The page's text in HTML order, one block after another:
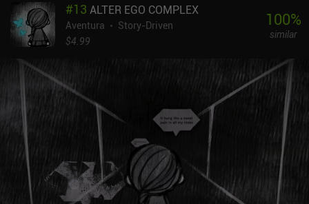
es sencilla y no nos plantea demasiados dilemas desafiantes, el
aspecto visual y la fantástica historia contribuyen en gran medida
a crear una experiencia agradable. Incluye música atmosférica,
descripciones de objetos, y un entorno deprimente basado en el
abandono y la pérdida, pero iluminado por un rayo de esperanza.
Nuestros personajes también comienzan su relación con
constantes disputas antes de encariñarse poco a poco, formando
un fuerte vínculo que resulta gratamente satisfactorio de
presenciar.OPUS: Rocket of Whispers nos permite jugar gratis al
primer capítulo, con un único iAP de 1,99 $ que desbloquea el
juego completo. Los iAP adicionales proporcionan objetos
opcionales, como skins o pistas de audio, y una moneda premium
que sirve para desbloquear fragmentos adicionales de la historia.
#13 ALTER EGO COMPLEX
Aventura
Story-Driven
$4.99
100%
similar